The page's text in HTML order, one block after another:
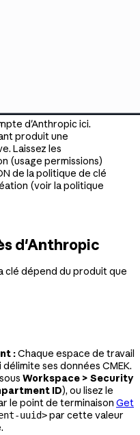
d'Anthropic ici.
produit une
Laissez les
(usage permissions)
de la politique de clé
(voir la politique
d'Anthropic
clé dépend du produit que
:Chaque espace de travail
ses données CMEK.
Workspace > Security
ID), ou lisez le
le point de terminaison Get
uuid>par cette valeur